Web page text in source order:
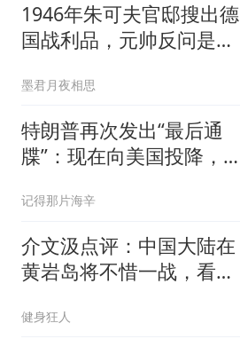
1946年朱可夫官邸搜出德
国战利品，元帅反问是否
墨君月夜相思
特朗普再次发出“最后通
牒”：现在向美国投降，是
记得那片海辛
介文汲点评：中国大陆在
黄岩岛将不惜一战，看你
健身狂人